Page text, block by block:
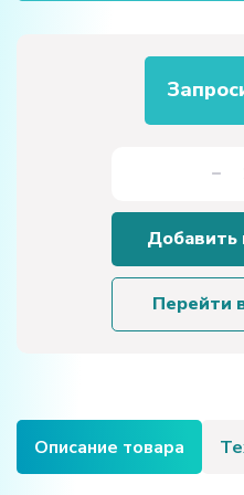
Добавить
Перейти
Описание товара